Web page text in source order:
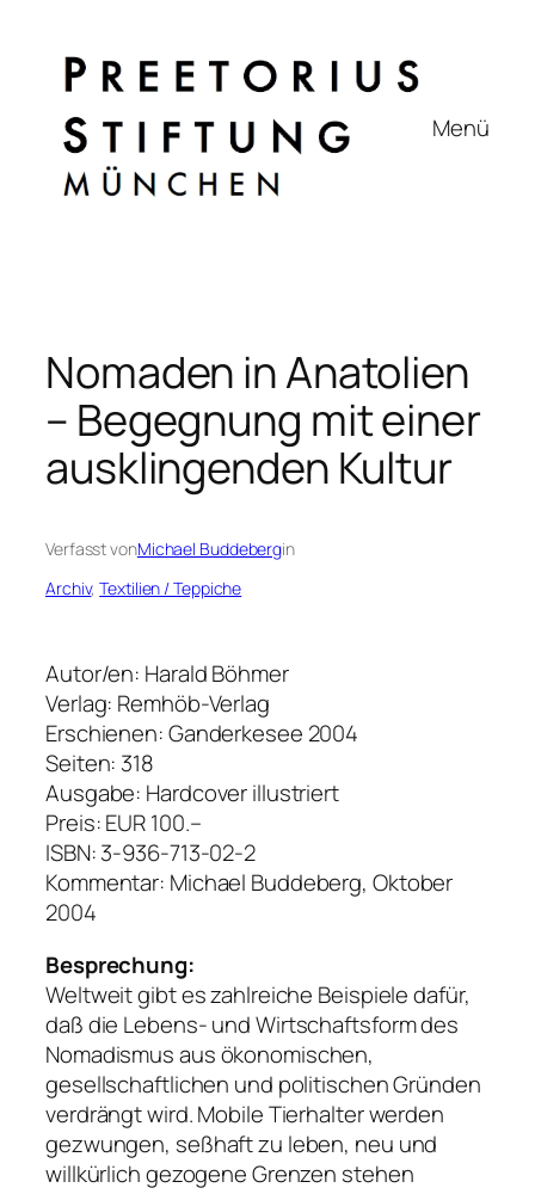
springen
Menü
Nomaden in Anatolien
– Begegnung mit einer
ausklingenden Kultur
Verfasst vonMichael Buddebergin
Archiv, Textilien / Teppiche
Autor/en: Harald Böhmer
Verlag: Remhöb-Verlag
Erschienen: Ganderkesee 2004
Seiten: 318
Ausgabe: Hardcover illustriert
Preis: EUR 100.–
ISBN: 3-936-713-02-2
Kommentar: Michael Buddeberg, Oktober
2004
Besprechung:
Weltweit gibt es zahlreiche Beispiele dafür,
daß die Lebens- und Wirtschaftsform des
Nomadismus aus ökonomischen,
gesellschaftlichen und politischen Gründen
verdrängt wird. Mobile Tierhalter werden
gezwungen, seßhaft zu leben, neu und
willkürlich gezogene Grenzen stehen